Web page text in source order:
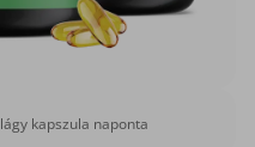
lágy kapszula naponta